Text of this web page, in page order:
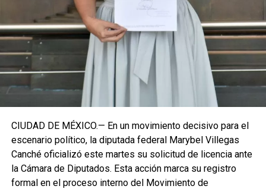
institucional se procesará conforme a los tiempos legales
establecidos, manteniendo la continuidad de la
representación parlamentaria del estado.
Fuente: 5to Poder Agencia de Noticias
CIUDAD DE MÉXICO.— En un movimiento decisivo para el
escenario político, la diputada federal Marybel Villegas
Canché oficializó este martes su solicitud de licencia ante
la Cámara de Diputados. Esta acción marca su registro
formal en el proceso interno del Movimiento de